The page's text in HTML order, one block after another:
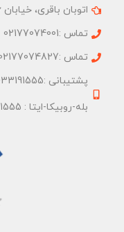
اتوبان باقری، خیابان 196 غربی، بعد از اردیبهشت، پلاک77
تماس :02177074001
تماس :02177074827
پشتیبانی :09033191555 واتس آپ
بله-روبیکا-ایتا : 09033191555